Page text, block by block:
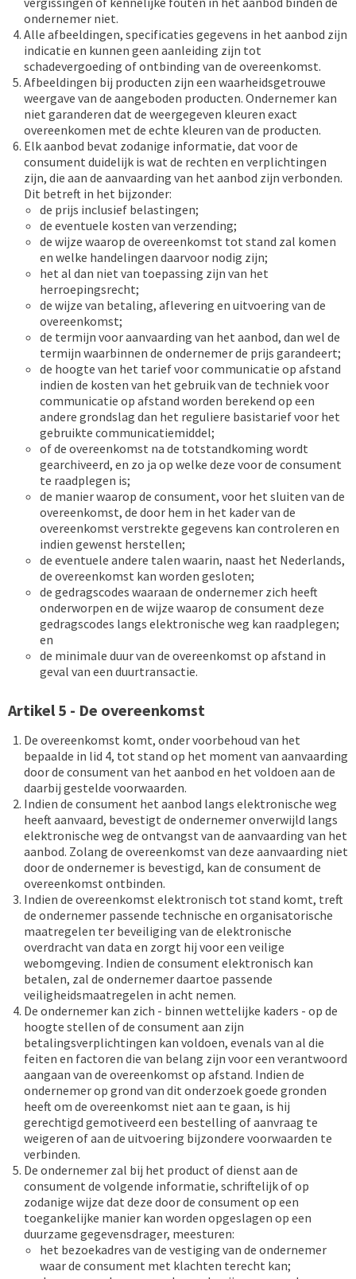
ondernemer niet.
Alle afbeeldingen, specificaties gegevens in het aanbod zijn
indicatie en kunnen geen aanleiding zijn tot
schadevergoeding of ontbinding van de overeenkomst.
Afbeeldingen bij producten zijn een waarheidsgetrouwe
weergave van de aangeboden producten. Ondernemer kan
niet garanderen dat de weergegeven kleuren exact
overeenkomen met de echte kleuren van de producten.
Elk aanbod bevat zodanige informatie, dat voor de
consument duidelijk is wat de rechten en verplichtingen
zijn, die aan de aanvaarding van het aanbod zijn verbonden.
Dit betreft in het bijzonder:
de prijs inclusief belastingen;
de eventuele kosten van verzending;
de wijze waarop de overeenkomst tot stand zal komen
en welke handelingen daarvoor nodig zijn;
het al dan niet van toepassing zijn van het
herroepingsrecht;
de wijze van betaling, aflevering en uitvoering van de
overeenkomst;
de termijn voor aanvaarding van het aanbod, dan wel de
termijn waarbinnen de ondernemer de prijs garandeert;
de hoogte van het tarief voor communicatie op afstand
indien de kosten van het gebruik van de techniek voor
communicatie op afstand worden berekend op een
andere grondslag dan het reguliere basistarief voor het
gebruikte communicatiemiddel;
of de overeenkomst na de totstandkoming wordt
gearchiveerd, en zo ja op welke deze voor de consument
te raadplegen is;
de manier waarop de consument, voor het sluiten van de
overeenkomst, de door hem in het kader van de
overeenkomst verstrekte gegevens kan controleren en
indien gewenst herstellen;
de eventuele andere talen waarin, naast het Nederlands,
de overeenkomst kan worden gesloten;
de gedragscodes waaraan de ondernemer zich heeft
onderworpen en de wijze waarop de consument deze
gedragscodes langs elektronische weg kan raadplegen;
en
de minimale duur van de overeenkomst op afstand in
geval van een duurtransactie.
Artikel 5 - De overeenkomst
De overeenkomst komt, onder voorbehoud van het
bepaalde in lid 4, tot stand op het moment van aanvaarding
door de consument van het aanbod en het voldoen aan de
daarbij gestelde voorwaarden.
Indien de consument het aanbod langs elektronische weg
heeft aanvaard, bevestigt de ondernemer onverwijld langs
elektronische weg de ontvangst van de aanvaarding van het
aanbod. Zolang de overeenkomst van deze aanvaarding niet
door de ondernemer is bevestigd, kan de consument de
overeenkomst ontbinden.
Indien de overeenkomst elektronisch tot stand komt, treft
de ondernemer passende technische en organisatorische
maatregelen ter beveiliging van de elektronische
overdracht van data en zorgt hij voor een veilige
webomgeving. Indien de consument elektronisch kan
betalen, zal de ondernemer daartoe passende
veiligheidsmaatregelen in acht nemen.
De ondernemer kan zich - binnen wettelijke kaders - op de
hoogte stellen of de consument aan zijn
betalingsverplichtingen kan voldoen, evenals van al die
feiten en factoren die van belang zijn voor een verantwoord
aangaan van de overeenkomst op afstand. Indien de
ondernemer op grond van dit onderzoek goede gronden
heeft om de overeenkomst niet aan te gaan, is hij
gerechtigd gemotiveerd een bestelling of aanvraag te
weigeren of aan de uitvoering bijzondere voorwaarden te
verbinden.
De ondernemer zal bij het product of dienst aan de
consument de volgende informatie, schriftelijk of op
zodanige wijze dat deze door de consument op een
toegankelijke manier kan worden opgeslagen op een
duurzame gegevensdrager, meesturen:
het bezoekadres van de vestiging van de ondernemer
waar de consument met klachten terecht kan;